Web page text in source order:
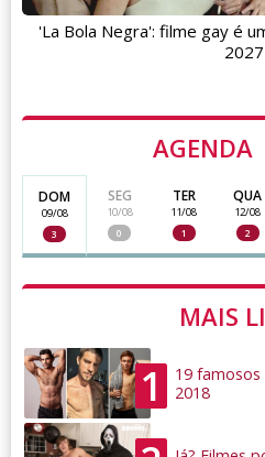
AGENDA
DOM
09/08
3
SEG
10/08
0
TER
11/08
1
QUA
12/08
2
MAIS
1
19
2018
'La Bola Negra': filme gay é
2027